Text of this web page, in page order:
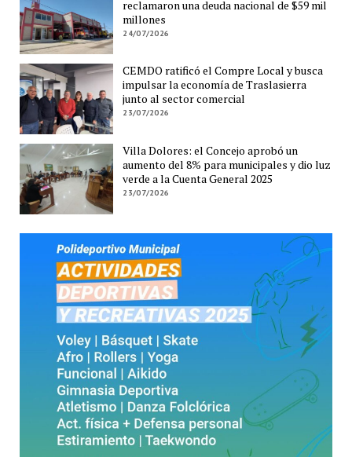
reclamaron una deuda nacional de $59 mil
millones
24/07/2026
CEMDO ratificó el Compre Local y busca
impulsar la economía de Traslasierra
junto al sector comercial
23/07/2026
Villa Dolores: el Concejo aprobó un
aumento del 8% para municipales y dio luz
verde a la Cuenta General 2025
23/07/2026